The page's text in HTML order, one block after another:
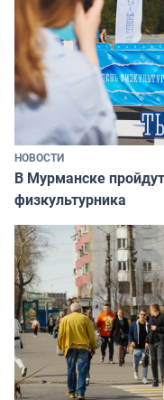
НОВОСТИ
В Мурманске
физкультурника